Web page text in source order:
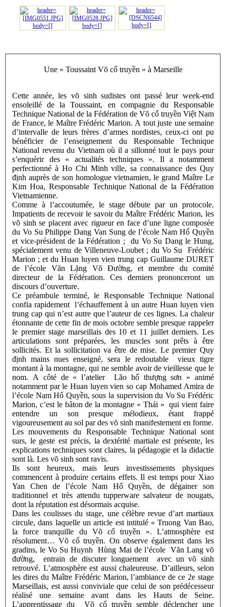
Une « Toussaint Võ cổ truyền » à Marseille
Cette année, les võ sinh sudistes ont passé leur week-end
ensoleillé de la Toussaint, en compagnie du Responsable
Technique National de la Fédération de Võ cổ truyền Việt Nam
de France, le Maître Frédéric Marion. A tout juste une semaine
d’intervalle de leurs frères d’armes nordistes, ceux-ci ont pu
bénéficier de l’enseignement du Responsable Technique
National revenu du Vietnam où il a sillonné tout le pays pour
s’enquérir des « actualités techniques ». Il a notamment
perfectionné à Ho Chi Minh ville, sa connaissance des Quy
định auprès de son homologue vietnamien, le grand Maître Le
Kim Hoa, Responsable Technique National de la Fédération
Vietnamienne.
Comme à l’accoutumée, le stage débute par un protocole.
Impatients de recevoir le savoir du Maître Frédéric Marion, les
võ sinh se placent avec rigueur en face d’une ligne composée
du Vo Su Philippe Dang Van Sung de l’école Nam Hổ Quyền
et vice-président de la Fédération ; du Vo Su Dang le Hung,
spécialement venu de Villeneuve-Loubet ; du Vo Su Frédéric
Marion ; et du Huan luyen vien trung cap Guillaume DURET
de l’école Văn Lặng Võ Đường, et membre du comité
directeur de la Fédération. Ces derniers prononceront un
discours d’ouverture.
Ce préambule terminé, le Responsable Technique National
confia rapidement l’échauffement à un autre Huan luyen vien
trung cap qui n’est autre que l’auteur de ces lignes. La chaleur
étonnante de cette fin de mois octobre semble presque rappeler
le premier stage marseillais des 10 et 11 juillet derniers. Les
articulations sont préparées, les muscles sont prêts à être
sollicités. Et la sollicitation va être de mise. Le premier Quy
định mains nues enseigné, sera le redoutable vieux tigre
montant à la montagne, qui ne semble avoir de vieillesse que le
nom. A côté de « l’atelier Lão hổ thượng sơn » animé
notamment par le Huan luyen vien so cap Mohamed Amira de
l’école Nam Hổ Quyền, sous la supervision du Vo Su Frédéric
Marion, c’est le bâton de la montagne « Thái » qui vient faire
entendre un son presque mélodieux, étant frappé
vigoureusement au sol par des võ sinh manifestement en forme.
Les mouvements du Responsable Technique National sont
surs, le geste est précis, la dextérité martiale est présente, les
explications techniques sont claires, la pédagogie et la didactie
sont là. Les võ sinh sont ravis.
Ils sont heureux, mais leurs investissements physiques
commencent à produire certains effets. Il est temps pour Xiao
Yan Chen de l’école Nam Hổ Quyền, de dégainer son
traditionnel et très attendu tupperware salvateur de nougats,
dont la réputation est désormais acquise.
Dans les coulisses du stage, une célèbre revue d’art martiaux
circule, dans laquelle un article est intitulé « Truong Van Bao,
la force tranquille du Võ cổ truyền ». L’atmosphère est
résolument… Võ cổ truyền. On observe également dans les
gradins, le Vo Su Huynh Hùng Mai de l’école Văn Lang võ
đường, entrain de discuter longuement avec un võ sinh
retrouvé. L’atmosphère est aussi chaleureuse. D’ailleurs, selon
les dires du Maître Frédéric Marion, l’ambiance de ce 2e stage
Marseillais, est aussi conviviale que celui de son prédécesseur
réalisé une semaine avant dans les Hauts de Seine.
L’apprentissage du Võ cổ truyền semble déclencher une